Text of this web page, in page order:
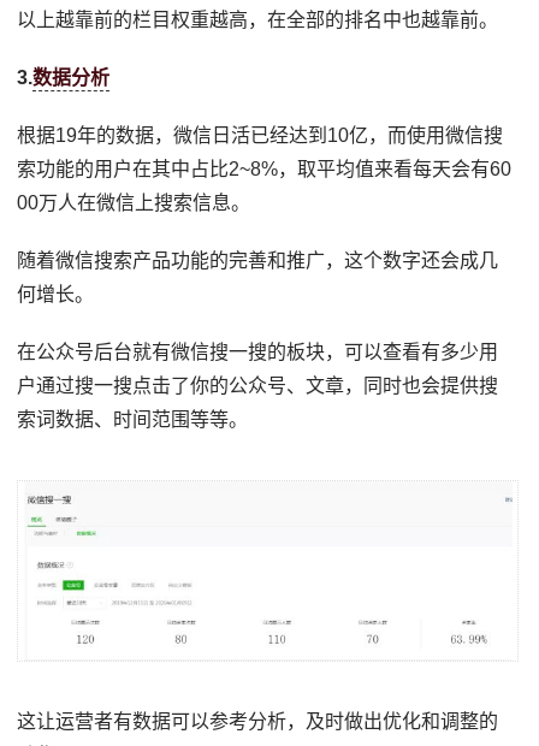
以上越靠前的栏目权重越高，在全部的排名中也越靠前。
3.数据分析
根据19年的数据，微信日活已经达到10亿，而使用微信搜
索功能的用户在其中占比2~8%，取平均值来看每天会有60
00万人在微信上搜索信息。
随着微信搜索产品功能的完善和推广，这个数字还会成几
何增长。
在公众号后台就有微信搜一搜的板块，可以查看有多少用
户通过搜一搜点击了你的公众号、文章，同时也会提供搜
索词数据、时间范围等等。
这让运营者有数据可以参考分析，及时做出优化和调整的